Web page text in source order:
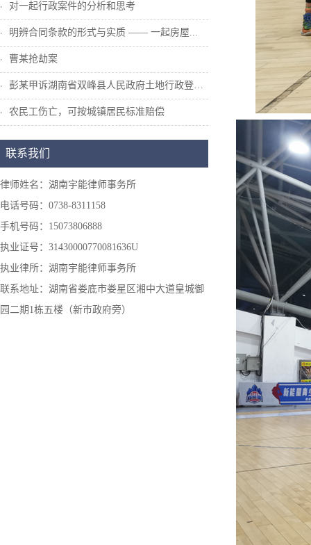
对一起行政案件的分析和思考
明辨合同条款的形式与实质 —— 一起房屋...
曹某抢劫案
彭某甲诉湖南省双峰县人民政府土地行政登记...
农民工伤亡，可按城镇居民标准赔偿
联系我们
律师姓名：湖南宇能律师事务所
电话号码：0738-8311158
手机号码：15073806888
执业证号：31430000770081636U
执业律所：湖南宇能律师事务所
联系地址：湖南省娄底市娄星区湘中大道皇城御
园二期1栋五楼（新市政府旁）